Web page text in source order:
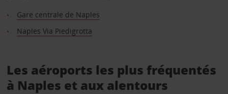
Gare centrale de Naples
Naples Via Piedigrotta
Les aéroports les plus fréquentés
à Naples et aux alentours